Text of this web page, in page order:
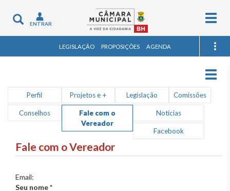
Toggle
navigation
ENTRAR
LEGISLAÇÃO PROPOSIÇÕES AGENDA
Perfil Projetos e + Legislação Comissões
Conselhos
Fale com o
Vereador
Notícias
Facebook
Fale com o Vereador
Email:
Seu nome*